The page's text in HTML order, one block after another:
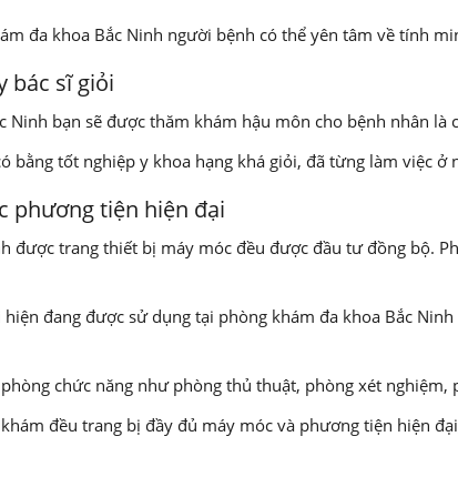
đa khoa Bắc Ninh người bệnh có thể yên tâm về tính
bác sĩ giỏi
bạn sẽ được thăm khám hậu môn cho bệnh nhân là
bằng tốt nghiệp y khoa hạng khá giỏi, đã từng làm việc
phương tiện hiện đại
được trang thiết bị máy móc đều được đầu tư đồng bộ.
đang được sử dụng tại phòng khám đa khoa Bắc
chức năng như phòng thủ thuật, phòng xét
đều trang bị đầy đủ máy móc và phương tiện hiện